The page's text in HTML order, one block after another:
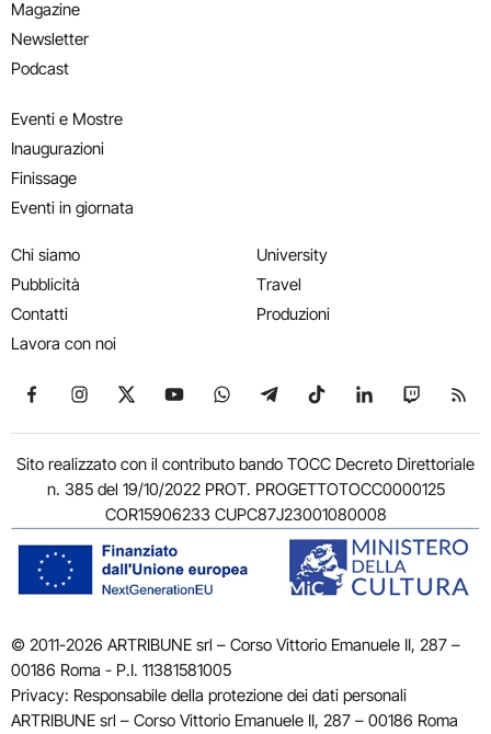
Magazine
Newsletter
Podcast
Eventi e Mostre
Inaugurazioni
Finissage
Eventi in giornata
Chi siamo
Pubblicità
Contatti
Lavora con noi
University
Travel
Produzioni
Seguici su Facebook
Seguici su Instagram
Seguici su X
Seguici su YouTube
Seguici su WhatsApp
Seguici su Telegram
Seguici su TikTok
Seguici su
Seguici
Sito realizzato con il contributo bando TOCC Decreto Direttoriale
n. 385 del 19/10/2022 PROT. PROGETTOTOCC0000125
COR15906233 CUPC87J23001080008
© 2011-2026 ARTRIBUNE srl – Corso Vittorio Emanuele II, 287 –
00186 Roma - P.I. 11381581005
Privacy: Responsabile della protezione dei dati personali
ARTRIBUNE srl – Corso Vittorio Emanuele II, 287 – 00186 Roma